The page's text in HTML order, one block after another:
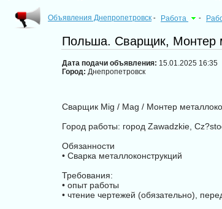
Объявления Днепропетровск - Работа -
Польша. Сварщик, Монтер
Дата подачи объявления: 15.01.2025 16:35
Город: Днепропетровск
Сварщик Mig / Mag / Монтер
Город работы: город Zawadzkie,
Обязанности
• Сварка металлоконструкций
Требования:
• опыт работы
• чтение чертежей (обязательно),